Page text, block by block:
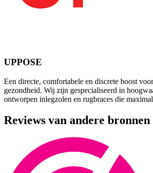
UPPOSE
Een directe, comfortabele en discrete boost
gezondheid. Wij zijn gespecialiseerd in
ontworpen inlegzolen en rugbraces die
Reviews van andere bronnen